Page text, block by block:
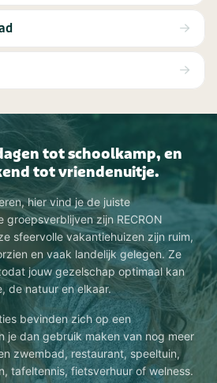
tot schoolkamp, en
tot vriendenuitje.
hier vind je de juiste
groepsverblijven zijn RECRON
sfeervolle vakantiehuizen zijn ruim,
en vaak landelijk gelegen. Ze
jouw gezelschap optimaal kan
de natuur en elkaar.
bevinden zich op een
je dan gebruik maken van nog meer
zwembad, restaurant, speeltuin,
tafeltennis, fietsverhuur of welness.